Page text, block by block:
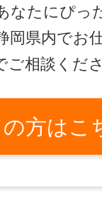
なたにぴっ
岡県内でお
ご相談くだ
方はこ